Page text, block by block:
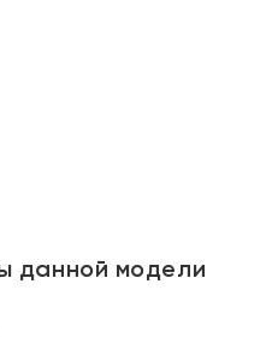
данной модели